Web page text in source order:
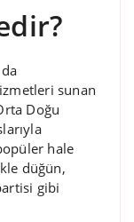
sunan
Doğu
hale
düğün,
gibi